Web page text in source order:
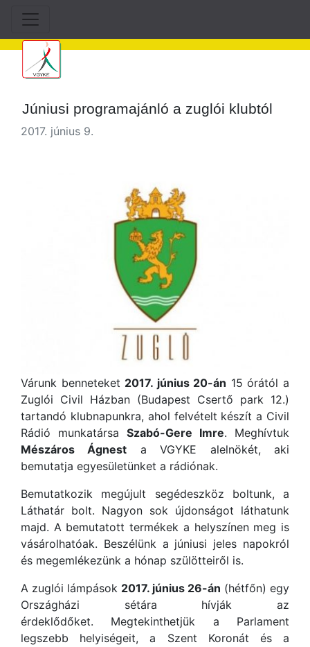
Júniusi programajánló a zuglói klubtól
2017. június 9.
Várunk benneteket 2017. június 20-án 15 órától a
Zuglói Civil Házban (Budapest Csertő park 12.)
tartandó klubnapunkra, ahol felvételt készít a Civil
Rádió munkatársa Szabó-Gere Imre. Meghívtuk
Mészáros Ágnest a VGYKE alelnökét, aki
bemutatja egyesületünket a rádiónak.
Bemutatkozik megújult segédeszköz boltunk, a
Láthatár bolt. Nagyon sok újdonságot láthatunk
majd. A bemutatott termékek a helyszínen meg is
vásárolhatóak. Beszélünk a júniusi jeles napokról
és megemlékezünk a hónap szülötteiről is.
A zuglói lámpások 2017. június 26-án (hétfőn) egy
Országházi sétára hívják az
érdeklődőket. Megtekinthetjük a Parlament
legszebb helyiségeit, a Szent Koronát és a